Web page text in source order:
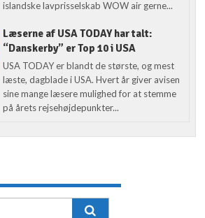
islandske lavprisselskab WOW air gerne...
Læserne af USA TODAY har talt:
“Danskerby” er Top 10 i USA
USA TODAY er blandt de største, og mest
læste, dagblade i USA. Hvert år giver avisen
sine mange læsere mulighed for at stemme
på årets rejsehøjdepunkter...